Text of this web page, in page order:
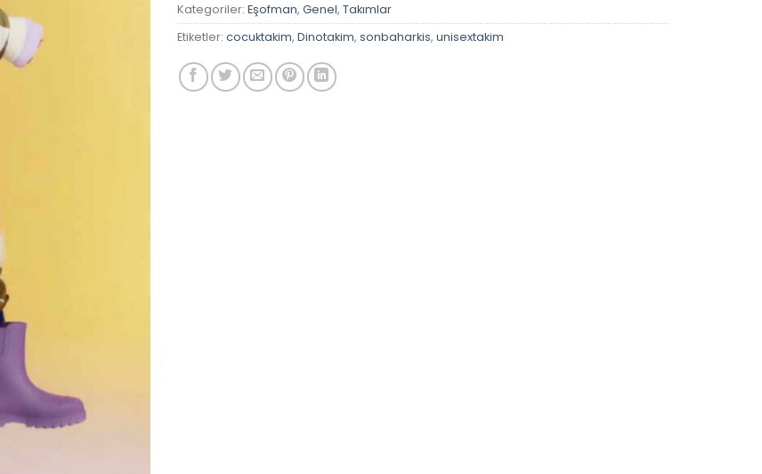
Kategoriler: Eşofman, Genel, Takımlar
Etiketler: cocuktakim, Dinotakim, sonbaharkis, unisextakim